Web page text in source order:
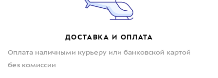
ДОСТАВКА И ОПЛАТА
Оплата наличными курьеру или банковской картой
без комиссии